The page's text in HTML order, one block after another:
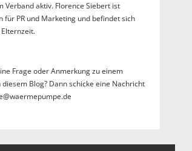
Verband aktiv. Florence Siebert ist
für PR und Marketing und befindet sich
Frage oder Anmerkung zu einem
Blog? Dann schicke eine Nachricht